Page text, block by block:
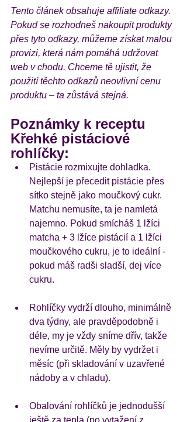
Tento článek obsahuje affiliate odkazy.
Pokud se rozhodneš nakoupit produkty
přes tyto odkazy, můžeme získat malou
provizi, která nám pomáhá udržovat
web v chodu. Chceme tě ujistit, že
použití těchto odkazů neovlivní cenu
produktu – ta zůstává stejná.
Poznámky k receptu
Křehké pistáciové
rohlíčky:
Pistácie rozmixujte dohladka.
Nejlepší je přecedit pistácie přes
sítko stejně jako moučkový cukr.
Matchu nemusíte, ta je namletá
najemno. Pokud smícháš 1 lžíci
matcha + 3 lžíce pistácií a 1 lžíci
moučkového cukru, je to ideální -
pokud máš radši sladší, dej více
cukru.
Rohlíčky vydrží dlouho, minimálně
dva týdny, ale pravděpodobně i
déle, my je vždy sníme dřív, takže
nevíme určitě. Měly by vydržet i
měsíc (při skladování v uzavřené
nádoby a v chladu).
Obalování rohlíčků je jednodušší
ještě za tepla (po vytažení z